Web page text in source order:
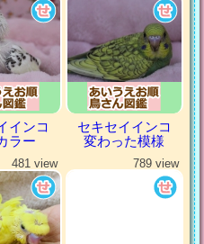
インコ
ラー
セキセイインコ
変わった模様
481 view 789 view